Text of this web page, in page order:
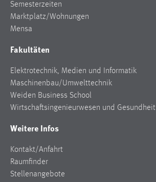
Semesterzeiten
Marktplatz/Wohnungen
Mensa
Fakultäten
Elektrotechnik, Medien und Informatik
Maschinenbau/Umwelttechnik
Weiden Business School
Wirtschaftsingenieurwesen und Gesundheit
Weitere Infos
Kontakt/Anfahrt
Raumfinder
Stellenangebote